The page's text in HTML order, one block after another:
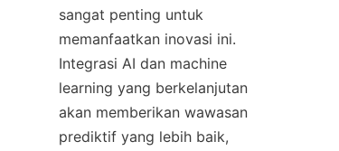
sangat penting untuk
memanfaatkan inovasi ini.
Integrasi AI dan machine
learning yang berkelanjutan
akan memberikan wawasan
prediktif yang lebih baik,